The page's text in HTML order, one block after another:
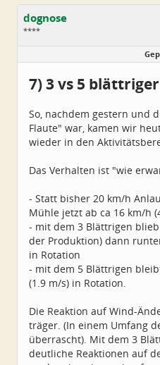
dognose
****
Beiträge:
65
Dabei seit:
11 / 2022
7) 3 vs 5
So, nachdem gestern und
Flaute" war, kamen wir
wieder in den
Das Verhalten ist "wie
- Statt bisher 20 km/h
Mühle jetzt ab ca 16 km/h
- mit dem 3 Blättrigen
der Produktion) dann
in Rotation
- mit dem 5 Blättrigen
(1.9 m/s) in Rotation.
Die Reaktion auf Wind-
träger. (In einem Umfang
überrascht). Mit dem 3
deutliche Reaktionen auf